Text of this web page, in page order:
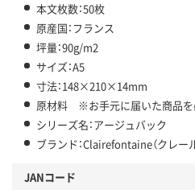
本文枚数：50枚
原産国：フランス
坪量：90g/m2
サイズ：A5
寸法：148×210×14mm
原材料 ※お手元に届いた商品を
シリーズ名：アージュバック
ブランド：Clairefontaine（クレー
JANコード